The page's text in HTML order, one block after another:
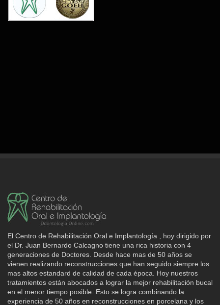
El Centro de Rehabilitación Oral e Implantología , hoy dirigido por
el Dr. Juan Bernardo Calcagno tiene una rica historia con 4
generaciones de Doctores. Desde hace mas de 50 años se
vienen realizando reconstrucciones que han seguido siempre los
mas altos estandard de calidad de cada época. Hoy nuestros
tratamientos están abocados a lograr la mejor rehabilitación bucal
en el menor tiempo posible. Esto se logra combinando la
experiencia de 50 años en reconstrucciones en porcelana y los